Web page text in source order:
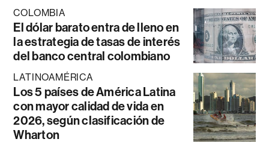
COLOMBIA
El dólar barato entra de lleno en
la estrategia de tasas de interés
del banco central colombiano
LATINOAMÉRICA
Los 5 países de América Latina
con mayor calidad de vida en
2026, según clasificación de
Wharton